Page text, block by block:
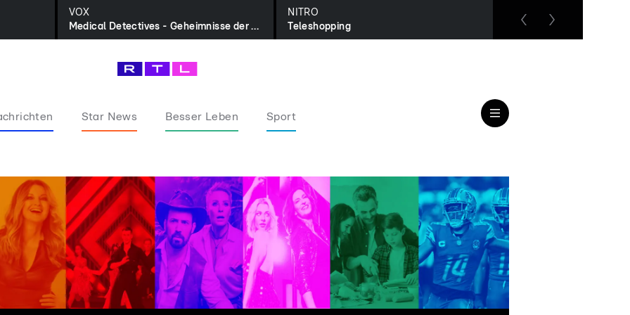
VOX
Medical Detectives - Geheimnisse der Gerichtsmedizin
NITRO
Teleshopping
RTL up
Star News Besser Leben Sport